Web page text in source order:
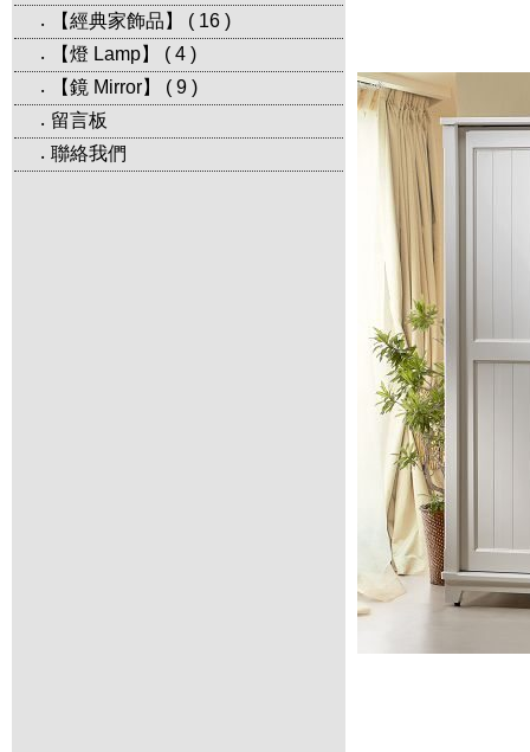
‧
【經典家飾品】 ( 16 )
‧
【燈 Lamp】 ( 4 )
‧
【鏡 Mirror】 ( 9 )
‧ 留言板
‧ 聯絡我們